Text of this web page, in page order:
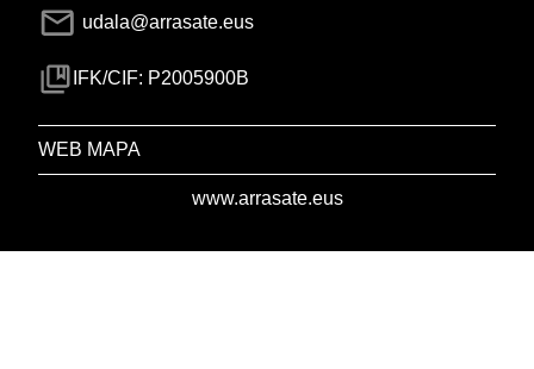
udala@arrasate.eus
IFK/CIF: P2005900B
WEB MAPA
www.arrasate.eus